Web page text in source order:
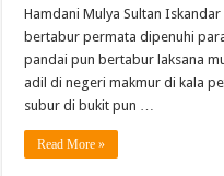
Hamdani Mulya Sultan
bertabur permata dipenuhi
pandai pun bertabur laksana
adil di negeri makmur di kala
subur di bukit pun …
Read More »